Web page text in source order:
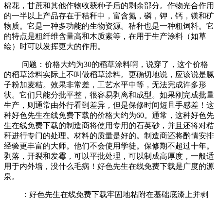
棉花，甘蔗和其他作物收获种子后的剩余部分。作物光合作用
的一半以上产品存在于秸秆中，富含氮，磷，钾，钙，镁和矿
物质。它是一种多功能的生物资源。秸秆也是一种粗饲料。它
的特点是粗纤维含量高和木质素等，在用于生产涂料（如草
绘）时可以发挥更大的作用。
问题：价格大约为30的稻草涂料啊，说穿了，这个价格
的稻草涂料实际上不叫做稻草涂料。更确切地说，应该说是腻
子粉加麦秸。效果非常差，工艺水平中等，无法完成许多形
状。它们只能分批平整，很容易剥离和成型。如果刚完成批量
生产，则通常由外行看到差异，但是保修时间短且手感差！这
种好色先生在线免费下载的价格大约为60。通常，这种好色先
生在线免费下载的制造商将使用专用的石英砂，并且还将对秸
秆进行专门的处理。材料的质量是好的。制造商还将酌情安排
经验更丰富的大师。他们不会使用学徒。保修期不超过十年。
剥落，开裂和发霉，可以平批处理，可以制成高厚度，一般适
用于内外墙，没什么毛病！好色先生在线免费下载是广度的源
泉。
：好色先生在线免费下载牢固地粘附在基础底漆上并剥